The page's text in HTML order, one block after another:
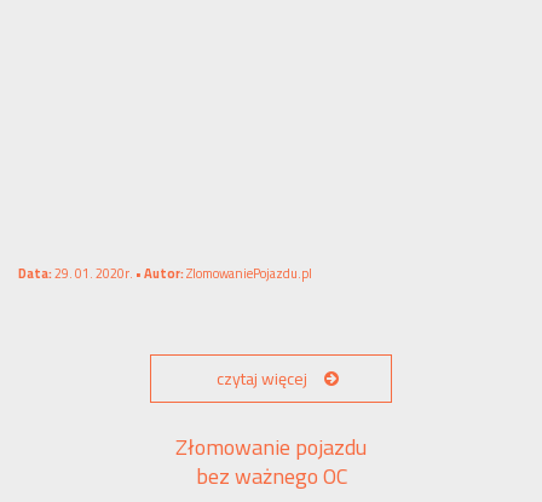
Data:29. 01. 2020r. •Autor:ZlomowaniePojazdu.pl
czytaj więcej
Złomowanie pojazdu
bez ważnego OC